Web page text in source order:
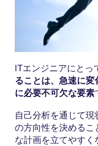
ITエンジニアにとっ
ることは、急速に
に必要不可欠な要素
自己分析を通じて
の方向性を決めるこ
な計画を立てやすく